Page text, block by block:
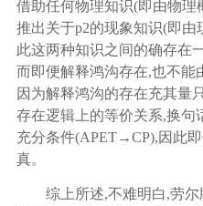
借助任何物理知识(即由物
推出关于p2的现象知识(即由
此这两种知识之间的确存在
而即便解释鸿沟存在,也不能
因为解释鸿沟的存在充其量
存在逻辑上的等价关系,换句
充分条件(APET→CP),因此
真。
综上所述,不难明白,劳